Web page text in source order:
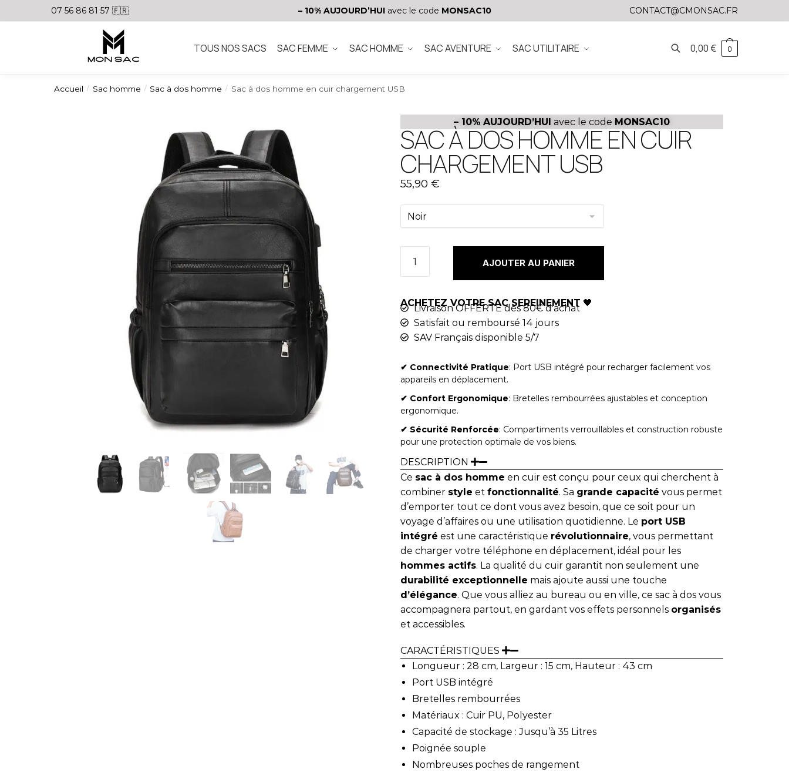
07 56 86 81 57 🇫🇷 – 10% AUJOURD’HUIavec le code MONSAC10 CONTACT@CMONSAC.FR
TOUS NOS SACS SAC FEMME SAC HOMME SAC AVENTURE SAC UTILITAIRE 0,00 € 0
Accueil / Sac homme / Sac à dos homme / Sac à dos homme en cuir chargement USB
– 10% AUJOURD’HUI avec le code MONSAC10
SAC À DOS HOMME EN CUIR
CHARGEMENT USB
55,90 €
AJOUTER AU PANIER
ACHETEZ VOTRE SAC SEREINEMENT 🖤
Livraison OFFERTE dès 80€ d'achat
Satisfait ou remboursé 14 jours
SAV Français disponible 5/7
✔︎ Connectivité Pratique: Port USB intégré pour recharger facilement vos
appareils en déplacement.
✔︎ Confort Ergonomique: Bretelles rembourrées ajustables et conception
ergonomique.
✔︎ Sécurité Renforcée: Compartiments verrouillables et construction robuste
pour une protection optimale de vos biens.
DESCRIPTION
Ce sac à dos homme en cuir est conçu pour ceux qui cherchent à
combiner style et fonctionnalité. Sa grande capacité vous permet
d’emporter tout ce dont vous avez besoin, que ce soit pour un
voyage d’affaires ou une utilisation quotidienne. Le port USB
intégré est une caractéristique révolutionnaire, vous permettant
de charger votre téléphone en déplacement, idéal pour les
hommes actifs. La qualité du cuir garantit non seulement une
durabilité exceptionnelle mais ajoute aussi une touche
d’élégance. Que vous alliez au bureau ou en ville, ce sac à dos vous
accompagnera partout, en gardant vos effets personnels organisés
et accessibles.
CARACTÉRISTIQUES
Longueur : 28 cm, Largeur : 15 cm, Hauteur : 43 cm
Port USB intégré
Bretelles rembourrées
Matériaux : Cuir PU, Polyester
Capacité de stockage : Jusqu’à 35 Litres
Poignée souple
Nombreuses poches de rangement